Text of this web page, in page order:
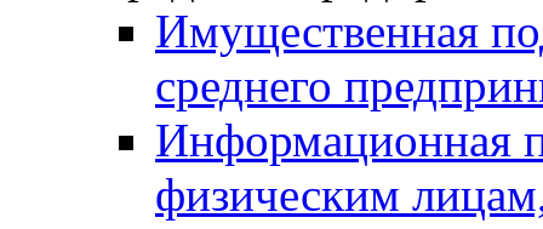
Имущественная
среднего
Информационная
физическим